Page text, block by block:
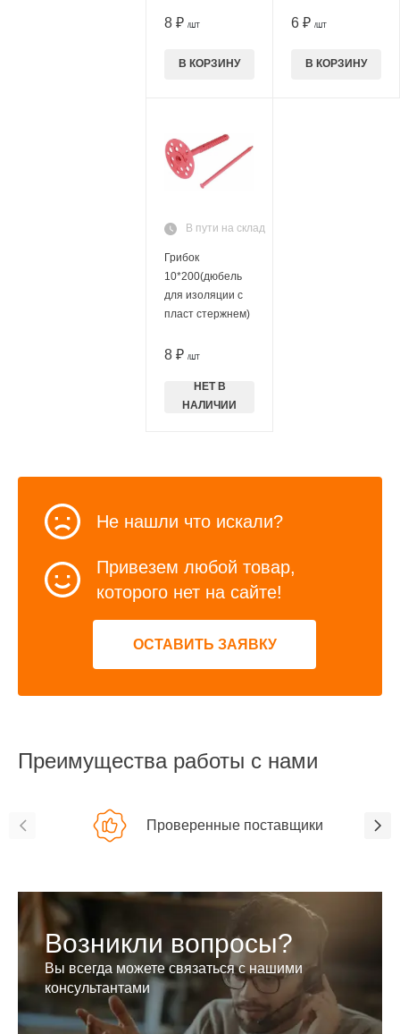
8 ₽ /ШТ
В КОРЗИНУ
6 ₽ /ШТ
В КОРЗИНУ
В пути на склад
Грибок
10*200(дюбель
для изоляции с
пласт стержнем)
8 ₽ /ШТ
НЕТ В
НАЛИЧИИ
Не нашли что искали?
Привезем любой товар,
которого нет на сайте!
ОСТАВИТЬ ЗАЯВКУ
Преимущества работы с нами
Проверенные поставщики
Возникли вопросы?
Вы всегда можете связаться с нашими
консультантами